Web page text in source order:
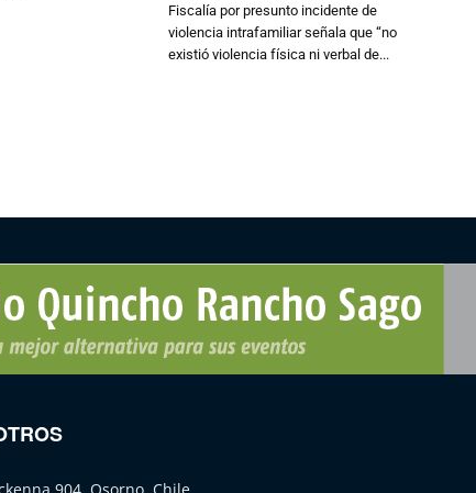
Fiscalía por presunto incidente de
violencia intrafamiliar señala que “no
existió violencia física ni verbal de...
904, Osorno, Chile